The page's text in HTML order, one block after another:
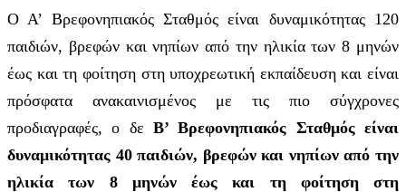
Ο Α’ Βρεφονηπιακός Σταθμός είναι δυναμικότητας 120
παιδιών, βρεφών και νηπίων από την ηλικία των 8 μηνών
έως και τη φοίτηση στη υποχρεωτική εκπαίδευση και είναι
πρόσφατα ανακαινισμένος με τις πιο σύγχρονες
προδιαγραφές, ο δε Β’ Βρεφονηπιακός Σταθμός είναι
δυναμικότητας 40 παιδιών, βρεφών και νηπίων από την
ηλικία των 8 μηνών έως και τη φοίτηση στη